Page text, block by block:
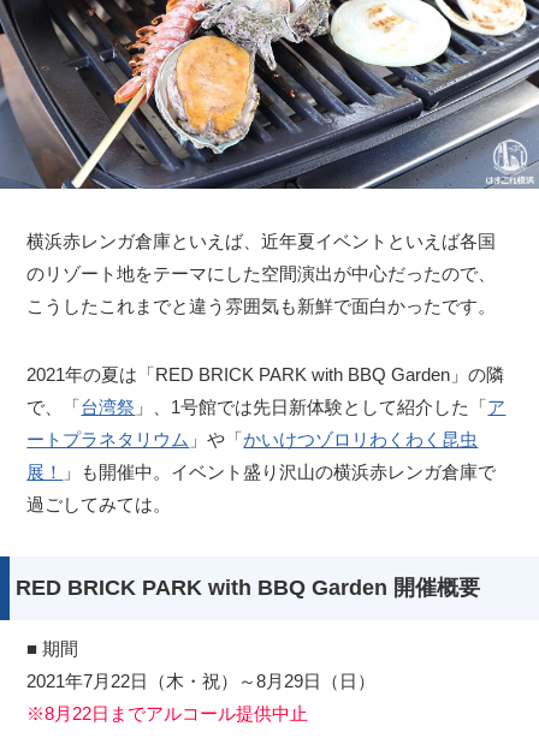
横浜赤レンガ倉庫といえば、近年夏イベントといえば各国
のリゾート地をテーマにした空間演出が中心だったので、
こうしたこれまでと違う雰囲気も新鮮で面白かったです。
2021年の夏は「RED BRICK PARK with BBQ Garden」の隣
で、「台湾祭 」、1号館では先日新体験として紹介した「ア
ートプラネタリウム 」や「かいけつゾロリわくわく昆虫
展！
」も開催中。イベント盛り沢山の横浜赤レンガ倉庫で
過ごしてみては。
RED BRICK PARK with BBQ Garden 開催概要
■ 期間
2021年7月22日（木・祝）～8月29日（日）
※8月22日までアルコール提供中止